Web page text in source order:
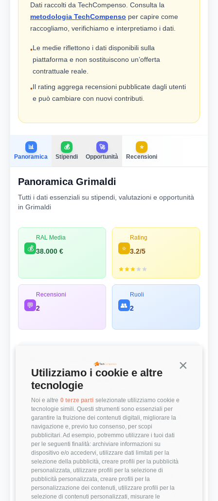
Continua
Utilizziamo i cookie e altre
tecnologie
Noi e altre 0 terze parti selezionate utilizziamo cookie e
tecnologie simili. Questi strumenti sono essenziali per
garantire la fruizione dei contenuti digitali, migliorare la
navigazione e, previo tuo consenso, per scopi
pubblicitari. Ad esempio, potremmo utilizzare i tuoi dati
per le seguenti finalità: archiviare informazioni su
dispositivo e/o accedervi, utilizzare dati limitati per la
selezione della pubblicità, creare profili per la pubblicità
personalizzata, utilizzare profili per la selezione di
pubblicità personalizzata, creare profili per la
personalizzazione dei contenuti, utilizzare profili per la
selezione di contenuti personalizzati, misurare le
Dati raccolti da TechCompenso. Consulta la
metodologia TechCompenso per capire come
raccogliamo, verifichiamo e interpretiamo i dati.
•Le medie riflettono i dati disponibili sulla
piattaforma e non sostituiscono un’offerta
contrattuale reale.
•Il rating aggrega recensioni pubblicate dagli utenti
e può cambiare con nuovi contributi.
📊
Panoramica
💰
Stipendi
🚀
Opportunità
⭐
Recensioni
Panoramica Grimaldi
Tutti i dati essenziali su stipendi, valutazioni e opportunità
in Grimaldi
💰
RAL Media
38.000 € ⭐
Rating
3.2/5
💬
Recensioni
2 👥
Ruoli
2
Panoramica Rapida
💰 Top 3 Ruoli per Stipendio
Retribuzioni annuali lorde (RAL) medie per le posizioni più
remunerate
Cybersecurity Analyst 26.000 €
IT Technical Analyst 50.000 €
⭐ Valutazioni
Punteggi medi basati sulle recensioni della community
Modernità Stack Tecnologico